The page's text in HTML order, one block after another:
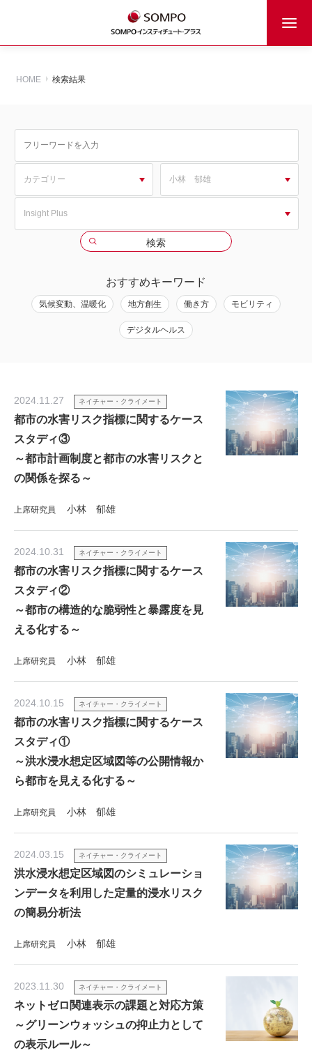
HOME 検索結果
おすすめキーワード
気候変動、温暖化 地方創生 働き方 モビリティ
デジタルヘルス
2024.11.27 ネイチャー・クライメート
都市の水害リスク指標に関するケース
スタディ③
～都市計画制度と都市の水害リスクと
の関係を探る～
上席研究員 小林 郁雄
2024.10.31 ネイチャー・クライメート
都市の水害リスク指標に関するケース
スタディ②
～都市の構造的な脆弱性と暴露度を見
える化する～
上席研究員 小林 郁雄
2024.10.15 ネイチャー・クライメート
都市の水害リスク指標に関するケース
スタディ①
～洪水浸水想定区域図等の公開情報か
ら都市を見える化する～
上席研究員 小林 郁雄
2024.03.15 ネイチャー・クライメート
洪水浸水想定区域図のシミュレーショ
ンデータを利用した定量的浸水リスク
の簡易分析法
上席研究員 小林 郁雄
2023.11.30 ネイチャー・クライメート
ネットゼロ関連表示の課題と対応方策
～グリーンウォッシュの抑止力として
の表示ルール～